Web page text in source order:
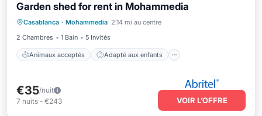
Garden shed for rent in Mohammedia
Casablanca · Mohammedia 2.14 mi au centre
2 Chambres
1 Bain 5 Invités
Animaux acceptés Adapté aux enfants
Animaux acceptés
Adapté aux enfants
Blanchisserie
Sécurité/Sûreté
€35/nuit
7 nuits - €243 VOIR L’OFFRE